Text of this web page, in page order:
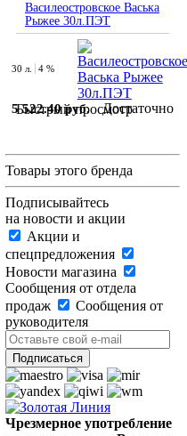
Василеостровское Васька
Рыжее 30л.ПЭТ
Быстрый просмотр
30 л. 4 %
5 522.40 руб. Достаточно
Товары этого бренда
Подписывайтесь
на новости и акции
Акции и
спецпредложения
Новости магазина
Сообщения от отдела
продаж
Сообщения от
руководителя
Чрезмерное употребление